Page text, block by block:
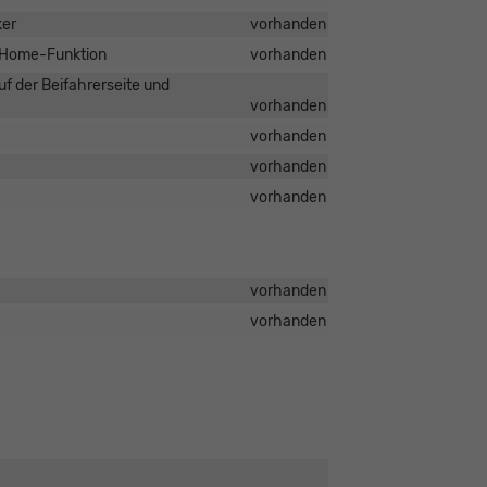
vorhanden
Funktion
vorhanden
der Beifahrerseite und
vorhanden
vorhanden
vorhanden
vorhanden
vorhanden
vorhanden